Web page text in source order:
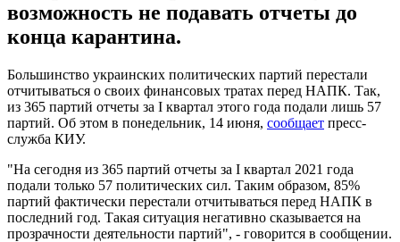
возможность не подавать отчеты до
конца карантина.
Большинство украинских политических партий перестали
отчитываться о своих финансовых тратах перед НАПК. Так,
из 365 партий отчеты за I квартал этого года подали лишь 57
партий. Об этом в понедельник, 14 июня, сообщает пресс-
служба КИУ.
"На сегодня из 365 партий отчеты за I квартал 2021 года
подали только 57 политических сил. Таким образом, 85%
партий фактически перестали отчитываться перед НАПК в
последний год. Такая ситуация негативно сказывается на
прозрачности деятельности партий", - говорится в сообщении.